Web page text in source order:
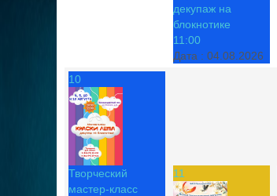
декупаж на
блокнотике
11:00
Дата : 04.08.2026
10
Творческий
мастер-класс
11